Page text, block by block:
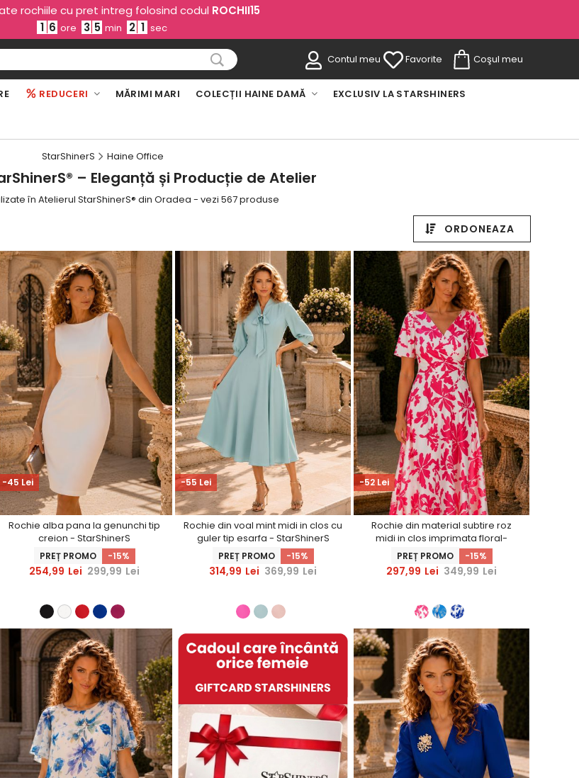
rochiile cu pret intreg folosind codul ROCHII15
1 6 ore 3 5 min 1 8 sec
Contul meu Favorite Coşul meu
REDUCERI MĂRIMI MARI COLECȚII HAINE DAMĂ EXCLUSIV LA STARSHINERS
StarShinerS Haine Office
– Eleganță și Producție de Atelier
în Atelierul StarShinerS® din Oradea - vezi 567 produse
ORDONEAZA
-45 Lei
Rochie alba pana la genunchi tip
creion - StarShinerS
PREȚ PROMO -15%
254,99 Lei 299,99 Lei
-55 Lei
Rochie din voal mint midi in clos cu
guler tip esarfa - StarShinerS
PREȚ PROMO -15%
314,99 Lei 369,99 Lei
-52 Lei
Rochie din material subtire roz
midi in clos imprimata floral-
StarShinerS
PREȚ PROMO -15%
297,99 Lei 349,99 Lei